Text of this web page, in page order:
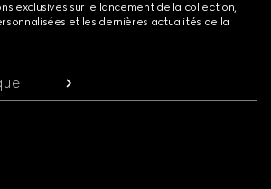
exclusives sur le lancement de la collection,
et les dernières actualités de la